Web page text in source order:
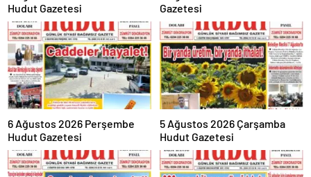
Hudut Gazetesi
Gazetesi
6 Ağustos 2026 Perşembe
Hudut Gazetesi
5 Ağustos 2026 Çarşamba
Hudut Gazetesi